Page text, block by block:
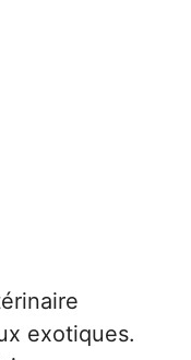
exotiques.